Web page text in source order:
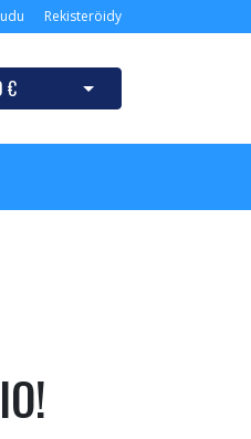
Rekisteröidy
€ Avaa ostoskori